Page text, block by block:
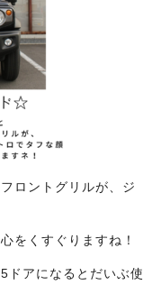
ロントグリルが、ジ
をくすぐりますね！
ドアになるとだいぶ使